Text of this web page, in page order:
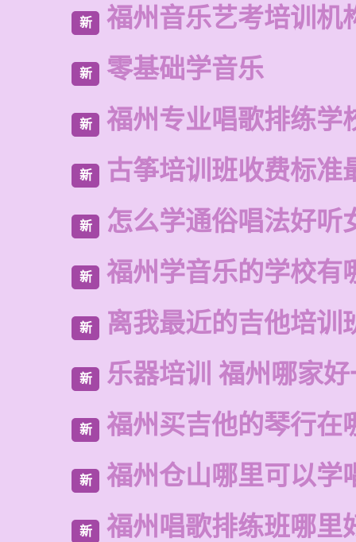
新 福州音乐艺考培训机
新 零基础学音乐
新 福州专业唱歌排练学
新 古筝培训班收费标准
新 怎么学通俗唱法好听
新 福州学音乐的学校有
新 离我最近的吉他培训
新 乐器培训 福州哪家
新 福州买吉他的琴行在
新 福州仓山哪里可以学
新 福州唱歌排练班哪里